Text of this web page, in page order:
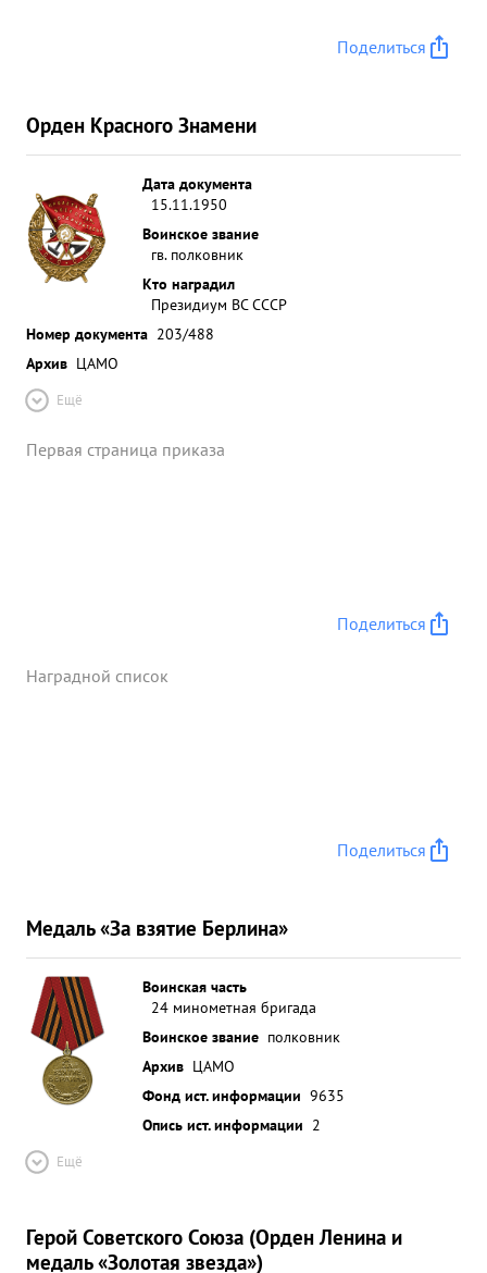
Поделиться
Орден Красного Знамени
Дата документа
15.11.1950
Воинское звание
гв. полковник
Кто наградил
Президиум ВС СССР
Номер документа 203/488
Архив ЦАМО
Ещё
Первая страница приказа
Поделиться
Наградной список
Поделиться
Медаль «За взятие Берлина»
Воинская часть
24 минометная бригада
Воинское звание полковник
Архив ЦАМО
Фонд ист. информации 9635
Опись ист. информации 2
Ещё
Герой Советского Союза (Орден Ленина и
медаль «Золотая звезда»)